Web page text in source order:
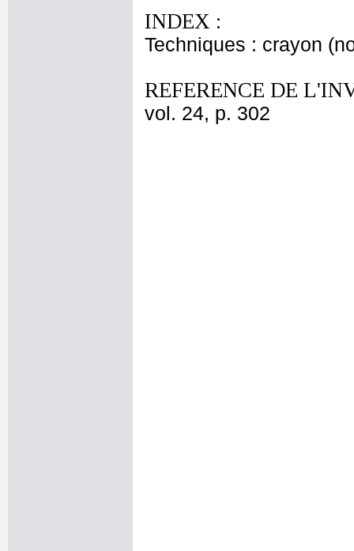
INDEX :
Techniques : crayon
REFERENCE DE
vol. 24, p. 302